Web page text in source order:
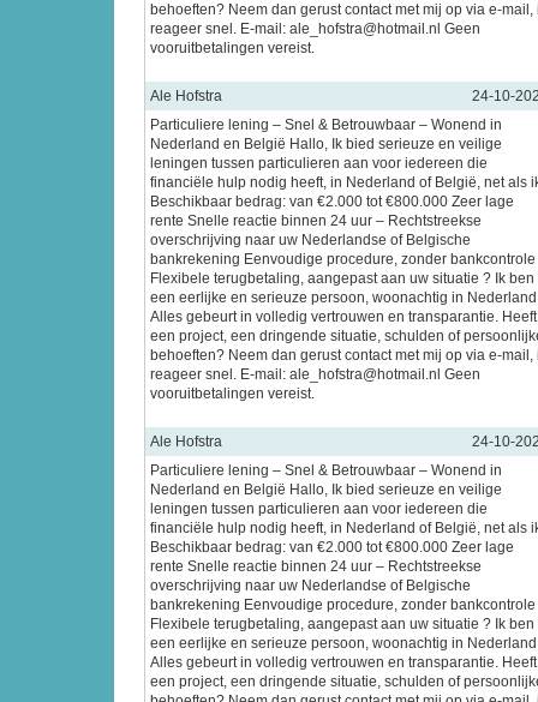
behoeften? Neem dan gerust contact met mij op via e-mail,
reageer snel. E-mail: ale_hofstra@hotmail.nl Geen
vooruitbetalingen vereist.
Ale Hofstra
24-10-
Particuliere lening – Snel & Betrouwbaar – Wonend in
Nederland en België Hallo, Ik bied serieuze en veilige
leningen tussen particulieren aan voor iedereen die
financiële hulp nodig heeft, in Nederland of België, net als
Beschikbaar bedrag: van €2.000 tot €800.000 Zeer lage
rente Snelle reactie binnen 24 uur – Rechtstreekse
overschrijving naar uw Nederlandse of Belgische
bankrekening Eenvoudige procedure, zonder bankcontrole
Flexibele terugbetaling, aangepast aan uw situatie ? Ik ben
een eerlijke en serieuze persoon, woonachtig in
Alles gebeurt in volledig vertrouwen en transparantie.
een project, een dringende situatie, schulden of
behoeften? Neem dan gerust contact met mij op via e-mail,
reageer snel. E-mail: ale_hofstra@hotmail.nl Geen
vooruitbetalingen vereist.
Ale Hofstra
24-10-
Particuliere lening – Snel & Betrouwbaar – Wonend in
Nederland en België Hallo, Ik bied serieuze en veilige
leningen tussen particulieren aan voor iedereen die
financiële hulp nodig heeft, in Nederland of België, net als
Beschikbaar bedrag: van €2.000 tot €800.000 Zeer lage
rente Snelle reactie binnen 24 uur – Rechtstreekse
overschrijving naar uw Nederlandse of Belgische
bankrekening Eenvoudige procedure, zonder bankcontrole
Flexibele terugbetaling, aangepast aan uw situatie ? Ik ben
een eerlijke en serieuze persoon, woonachtig in
Alles gebeurt in volledig vertrouwen en transparantie.
een project, een dringende situatie, schulden of